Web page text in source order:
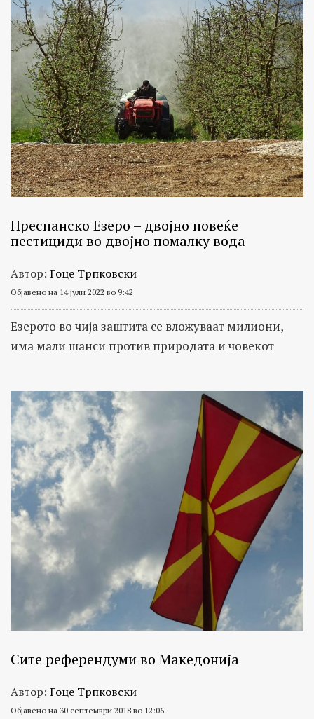
Преспанско Езеро – двојно повеќе
пестициди во двојно помалку вода
Автор: Гоце Трпковски
Објавено на 14 јули 2022 во 9:42
Езерото во чија заштита се вложуваат милиони,
има мали шанси против природата и човекот
Сите референдуми во Македонија
Автор: Гоце Трпковски
Објавено на 30 септември 2018 во 12:06